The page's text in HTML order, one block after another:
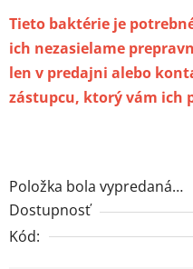
Tieto baktérie je
ich nezasielame
len v predajni alebo
zástupcu, ktorý vám ich
Položka bola vypredaná…
Dostupnosť
Kód: